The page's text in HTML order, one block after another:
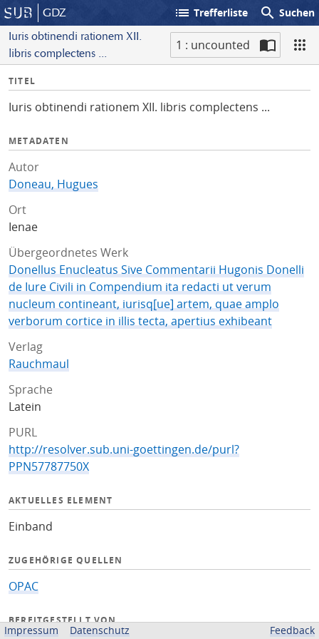
GDZ list Trefferliste search Suchen
Iuris obtinendi rationem XII.
libris complectens ...
1 : uncounted
I
f
TITEL
Iuris obtinendi rationem XII. libris complectens ...
METADATEN
Autor
Doneau, Hugues
Ort
Ienae
Übergeordnetes Werk
Donellus Enucleatus Sive Commentarii Hugonis Donelli
de Iure Civili in Compendium ita redacti ut verum
nucleum contineant, iurisq[ue] artem, quae amplo
verborum cortice in illis tecta, apertius exhibeant
Verlag
Rauchmaul
Sprache
Latein
PURL
http://resolver.sub.uni-goettingen.de/purl?
PPN57787750X
AKTUELLES ELEMENT
Einband
ZUGEHÖRIGE QUELLEN
OPAC
BEREITGESTELLT VON
Impressum Datenschutz Feedback